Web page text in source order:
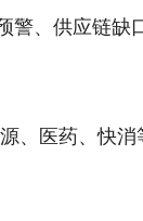
、供应链缺
、医药、快